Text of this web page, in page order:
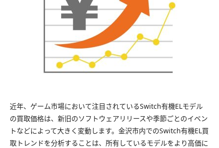
近年、ゲーム市場において注目されているSwitch有機ELモデル
の買取価格は、新旧のソフトウェアリリースや季節ごとのイベン
トなどによって大きく変動します。金沢市内でのSwitch有機EL買
取トレンドを分析することは、所有しているモデルをより高価に